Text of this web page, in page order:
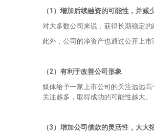
（1） 增加后续融资的可能性，并减
对大多数公司来说，获得长期稳定
此外，公司的净资产也通过公开上
（2） 有利于改善公司形象
媒体给予一家上市公司的关注远远
关注越多，取得成功的可能性越大。
（3）增加公司借款的灵活性，大大